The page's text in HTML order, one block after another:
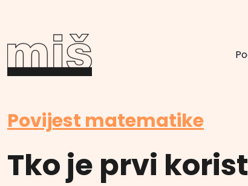
Povijest matematike
Tko je prvi